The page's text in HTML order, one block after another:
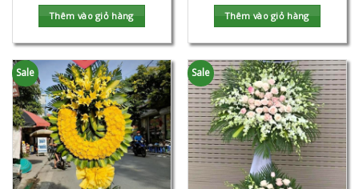
Thêm vào giỏ hàng Thêm vào giỏ hàng
Sale Sale